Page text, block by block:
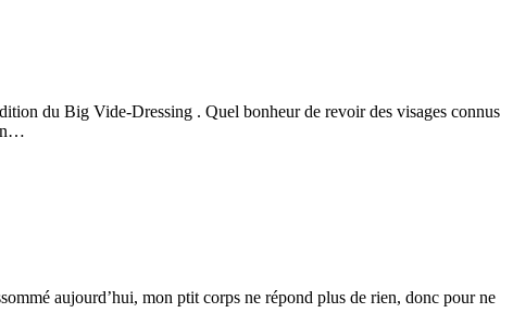
du Big Vide-Dressing . Quel bonheur de revoir des visages connus
aujourd’hui, mon ptit corps ne répond plus de rien, donc pour ne